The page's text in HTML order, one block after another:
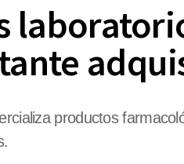
productos